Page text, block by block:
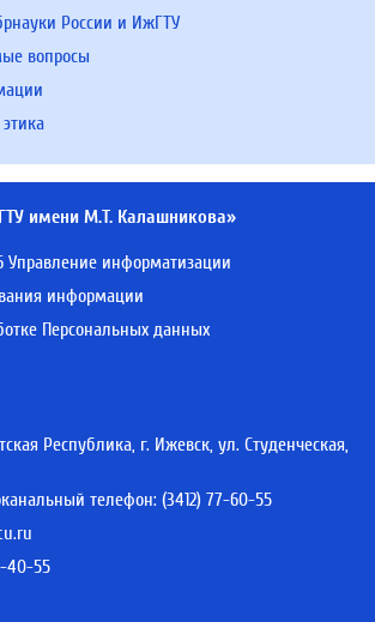
России и ИжГТУ
вопросы
имени М.Т. Калашникова»
Управление информатизации
информации
Персональных данных
Республика, г. Ижевск, ул. Студенческая,
телефон: (3412) 77-60-55
40-55